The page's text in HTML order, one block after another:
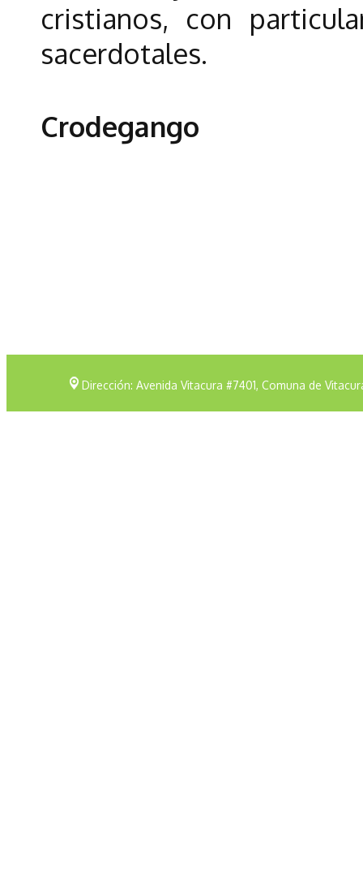
cristianos, con
sacerdotales.
Crodegango
Dirección: Avenida Vitacura #7401, Comuna de